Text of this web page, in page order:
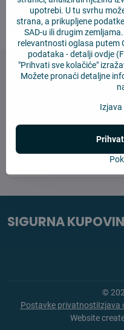
info​@4robot​.hr
SIGURNA
©
Postavke privatnostiIzjava
Website
upotrebi. U tu svrhu
strana, a prikupljene
SAD-u ili drugim
relevantnosti oglasa putem
podataka -detalji ovdje
"Prihvati sve kolačiće"
Možete pronaći detaljne